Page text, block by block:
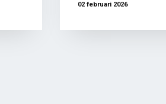
02 februari 2026